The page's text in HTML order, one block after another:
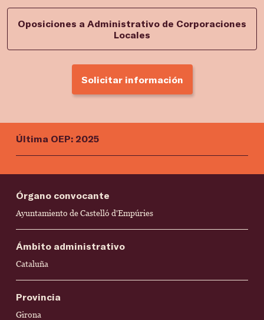
Oposiciones a Administrativo de Corporaciones
Locales
Solicitar información
Última OEP: 2025
Órgano convocante
Ayuntamiento de Castelló d'Empúries
Ámbito administrativo
Cataluña
Provincia
Girona